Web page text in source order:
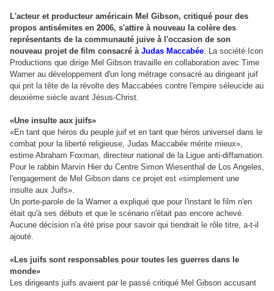
L'acteur et producteur américain Mel Gibson, critiqué pour des
propos antisémites en 2006, s'attire à nouveau la colère des
représentants de la communauté juive à l'occasion de son
nouveau projet de film consacré à Judas Maccabée. La société Icon
Productions que dirige Mel Gibson travaille en collaboration avec Time
Warner au développement d'un long métrage consacré au dirigeant juif
qui prit la tête de la révolte des Maccabées contre l'empire séleucide au
deuxième siècle avant Jésus-Christ.
«Une insulte aux juifs»
«En tant que héros du peuple juif et en tant que héros universel dans le
combat pour la liberté religieuse, Judas Maccabée mérite mieux»,
estime Abraham Foxman, directeur national de la Ligue anti-diffamation.
Pour le rabbin Marvin Hier du Centre Simon Wiesenthal de Los Angeles,
l'engagement de Mel Gibson dans ce projet est «simplement une
insulte aux Juifs».
Un porte-parole de la Warner a expliqué que pour l'instant le film n'en
était qu'à ses débuts et que le scénario n'était pas encore achevé.
Aucune décision n'a été prise pour savoir qui tiendrait le rôle titre, a-t-il
ajouté.
«Les juifs sont responsables pour toutes les guerres dans le
monde»
Les dirigeants juifs avaient par le passé critiqué Mel Gibson accusant